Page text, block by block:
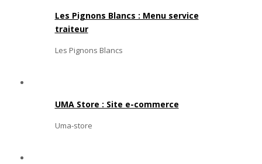
Les Pignons Blancs : Menu service
traiteur
Les Pignons Blancs
UMA Store : Site e-commerce
Uma-store